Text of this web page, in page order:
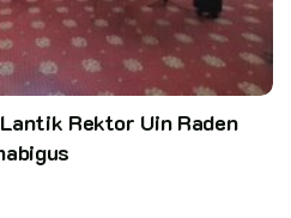
Rektor Uin Raden